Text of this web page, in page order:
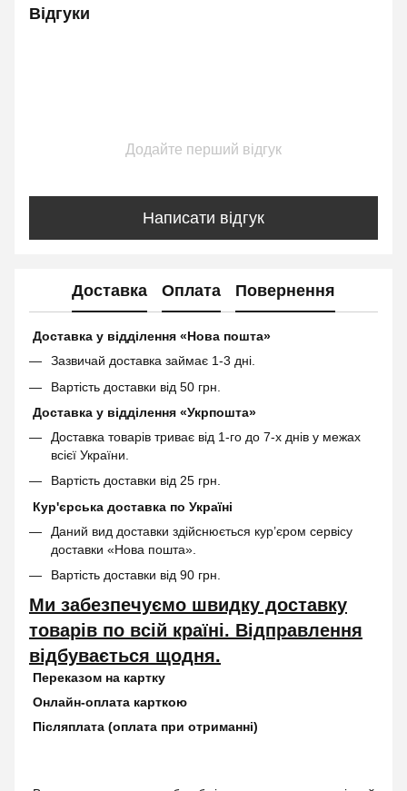
Відгуки
Додайте перший відгук
Написати відгук
Доставка Оплата Повернення
Доставка у відділення «Нова пошта»
Зазвичай доставка займає 1-3 дні.
Вартість доставки від 50 грн.
Доставка у відділення «Укрпошта»
Доставка товарів триває від 1-го до 7-х днів у межах
всієї України.
Вартість доставки від 25 грн.
Кур'єрська доставка по Україні
Даний вид доставки здійснюється кур’єром сервісу
доставки «Нова пошта».
Вартість доставки від 90 грн.
Ми забезпечуємо швидку доставку
товарів по всій країні. Відправлення
відбувається щодня.
Переказом на картку
Онлайн-оплата карткою
Післяплата (оплата при отриманні)